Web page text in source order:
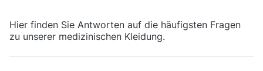
Hier finden Sie Antworten auf die häufigsten Fragen
zu unserer medizinischen Kleidung.